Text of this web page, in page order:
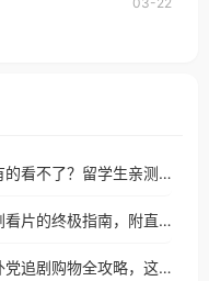
权限制」的问题，无论人在
在国外看优酷上的电影为什么有的看不了？留学生亲测有效的回国加速方案
优酷区域限制破解：海外党追剧看片的终极指南，附直播欧冠+1905电影网解决方案
优酷国外看不了怎么解决？海外党追剧购物全攻略，这招亲测有效！